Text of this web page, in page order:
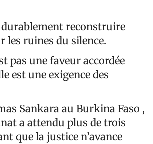
reconstruire
les ruines du silence.
pas une faveur accordée
est une exigence des
Sankara au Burkina Faso ,
a attendu plus de trois
que la justice n’avance